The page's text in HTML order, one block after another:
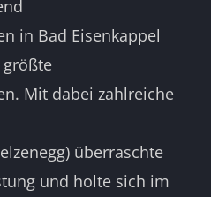
in Bad Eisenkappel
größte
Mit dabei zahlreiche
überraschte
und holte sich im